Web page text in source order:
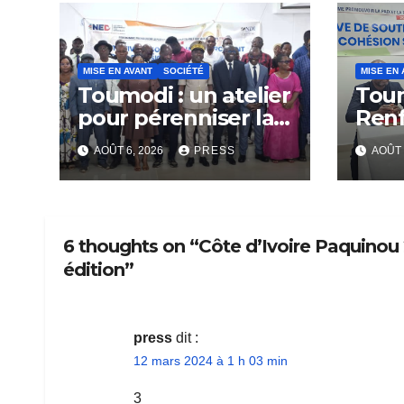
MISE EN AVANT SOCIÉTÉ
Toumodi : un atelier
pour pérenniser la
lutte anti-tabac
AOÛT 6, 2026 PRESS
MISE EN
AOÛT
6 thoughts on “Côte d’Ivoire
édition”
press dit :
12 mars 2024 à 1 h 03 min
3